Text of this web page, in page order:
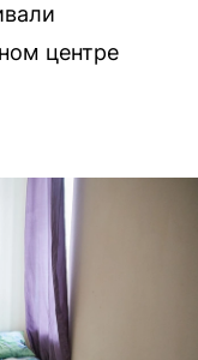
центре